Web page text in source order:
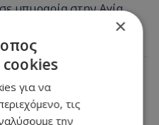
μπυραρία στην Αγία
οι ιδιοκτήτες
×
cookies
για να
τις
την